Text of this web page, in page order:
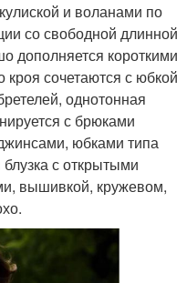
и воланами по
со свободной длинной
дополняется короткими
сочетаются с юбкой
однотонная
с брюками
юбками типа
с открытыми
вышивкой, кружевом,